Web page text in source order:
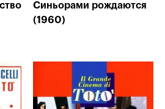
Синьорами рождаются
(1960)